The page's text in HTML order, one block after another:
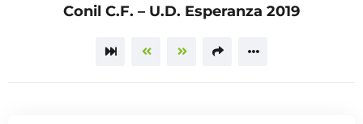
Conil C.F. – U.D. Esperanza 2019